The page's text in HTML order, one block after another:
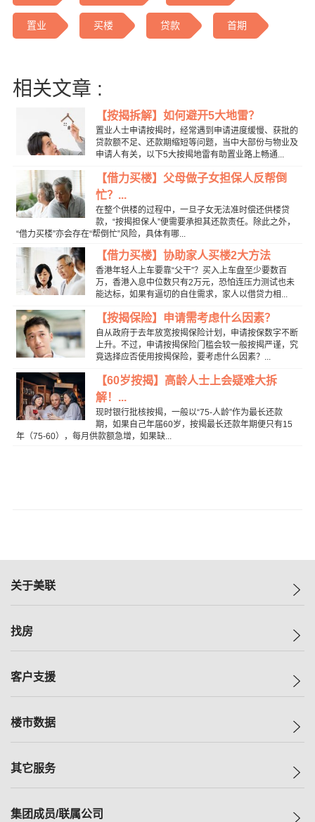
置业 买楼 贷款 首期
相关文章 :
【按揭拆解】如何避开5大地雷？
置业人士申请按揭时，经常遇到申请进度缓慢、获批的
贷款额不足、还款期缩短等问题，当中大部份与物业及
申请人有关，以下5大按揭地雷有助置业路上畅通...
【借力买楼】父母做子女担保人反帮倒
忙？...
在整个供楼的过程中，一旦子女无法准时偿还供楼贷
款，“按揭担保人”便需要承担其还款责任。除此之外，
“借力买楼”亦会存在“帮倒忙”风险，具体有哪...
【借力买楼】协助家人买楼2大方法
香港年轻人上车要靠“父干”？买入上车盘至少要数百
万，香港入息中位数只有2万元，恐怕连压力测试也未
能达标，如果有逼切的自住需求，家人以借贷力相...
【按揭保险】申请需考虑什么因素？
自从政府于去年放宽按揭保险计划，申请按保数字不断
上升。不过，申请按揭保险门槛会较一般按揭严谨，究
竟选择应否使用按揭保险，要考虑什么因素？...
【60岁按揭】高龄人士上会疑难大拆
解！...
现时银行批核按揭，一般以“75-人龄”作为最长还款
期，如果自己年届60岁，按揭最长还款年期便只有15
年（75-60），每月供款额急增，如果缺...
关于美联
美联集团
人才招募
找房
一手新房
减价
美联豪宅
独家楼盘
租房
客户支援
自助放盘
查询热线
按揭计算机
楼市数据
指数
其它服务
小区专页
集团成员/联属公司